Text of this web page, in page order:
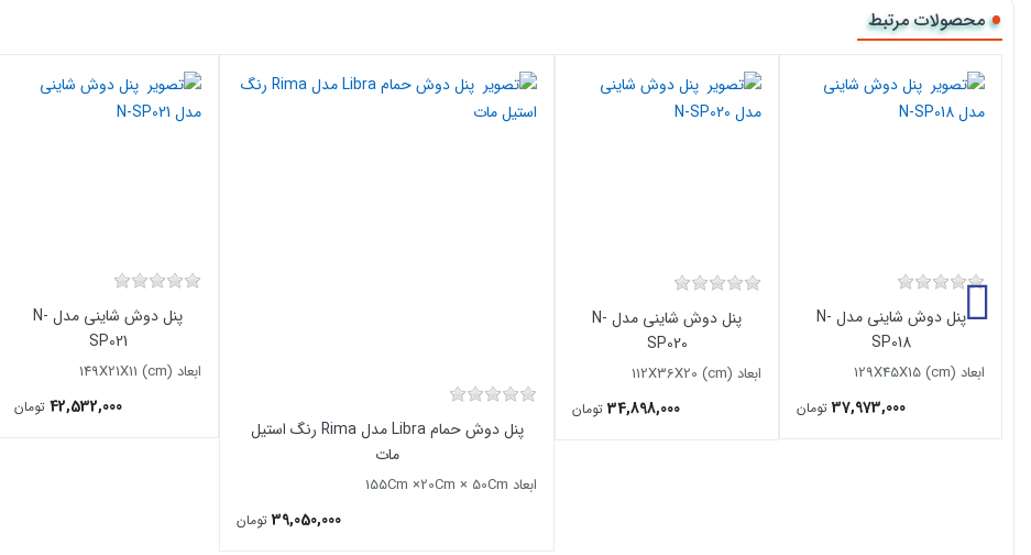
محصولات مرتبط
پنل دوش شاینی مدل N-
SP018
ابعاد (129X45X15 (cm
37,973,000 تومان
پنل دوش شاینی مدل N-
SP020
ابعاد (112X36X20 (cm
34,898,000 تومان
پنل دوش حمام Libra مدل Rima رنگ استیل
مات
ابعاد 155Cm ×20Cm × 50Cm
39,050,000 تومان
پنل دوش شاینی مدل N-
SP021
ابعاد (149X21X11 (cm
42,532,000 تومان